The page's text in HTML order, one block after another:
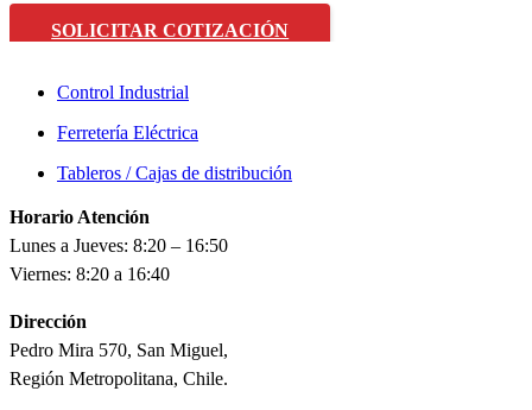
SOLICITAR COTIZACIÓN
Control Industrial
Ferretería Eléctrica
Tableros / Cajas de distribución
Horario Atención
Lunes a Jueves: 8:20 – 16:50
Viernes: 8:20 a 16:40
Dirección
Pedro Mira 570, San Miguel,
Región Metropolitana, Chile.